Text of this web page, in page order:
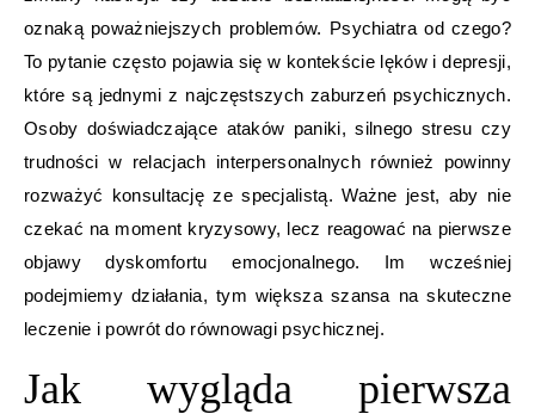
oznaką poważniejszych problemów. Psychiatra od czego?
To pytanie często pojawia się w kontekście lęków i depresji,
które są jednymi z najczęstszych zaburzeń psychicznych.
Osoby doświadczające ataków paniki, silnego stresu czy
trudności w relacjach interpersonalnych również powinny
rozważyć konsultację ze specjalistą. Ważne jest, aby nie
czekać na moment kryzysowy, lecz reagować na pierwsze
objawy dyskomfortu emocjonalnego. Im wcześniej
podejmiemy działania, tym większa szansa na skuteczne
leczenie i powrót do równowagi psychicznej.
Jak wygląda pierwsza